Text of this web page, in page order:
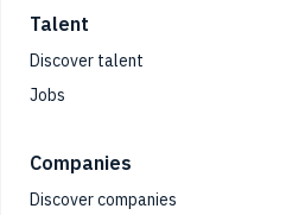
Talent
Discover talent
Jobs
Companies
Discover companies